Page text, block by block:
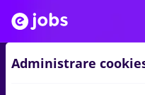
Administrare